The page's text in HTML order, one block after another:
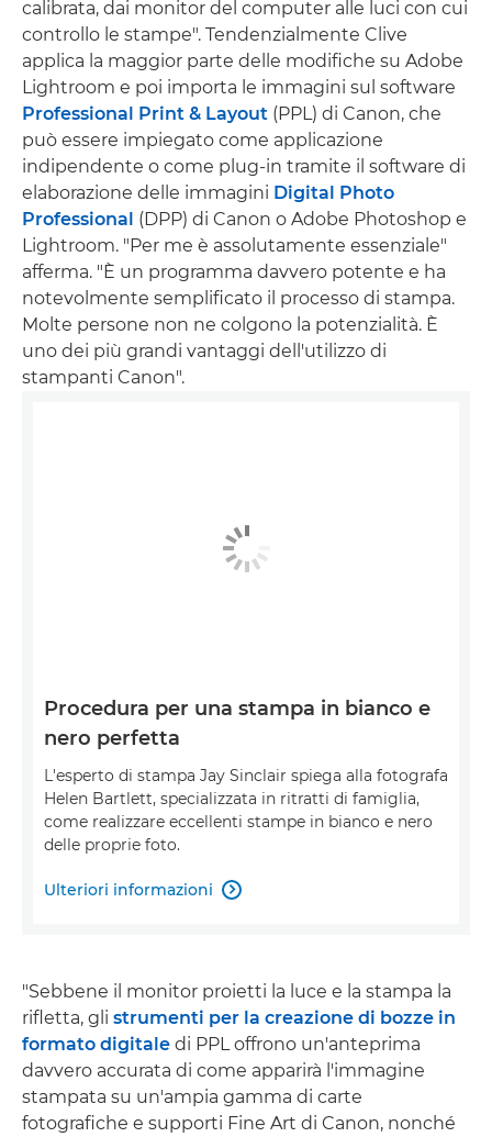
calibrata, dai monitor del computer alle luci con cui
controllo le stampe". Tendenzialmente Clive
applica la maggior parte delle modifiche su Adobe
Lightroom e poi importa le immagini sul software
Professional Print & Layout (PPL) di Canon, che
può essere impiegato come applicazione
indipendente o come plug-in tramite il software di
elaborazione delle immagini Digital Photo
Professional (DPP) di Canon o Adobe Photoshop e
Lightroom. "Per me è assolutamente essenziale"
afferma. "È un programma davvero potente e ha
notevolmente semplificato il processo di stampa.
Molte persone non ne colgono la potenzialità. È
uno dei più grandi vantaggi dell'utilizzo di
stampanti Canon".
Procedura per una stampa in bianco e
nero perfetta
L'esperto di stampa Jay Sinclair spiega alla fotografa
Helen Bartlett, specializzata in ritratti di famiglia,
come realizzare eccellenti stampe in bianco e nero
delle proprie foto.
Ulteriori informazioni 
"Sebbene il monitor proietti la luce e la stampa la
rifletta, gli strumenti per la creazione di bozze in
formato digitale di PPL offrono un'anteprima
davvero accurata di come apparirà l'immagine
stampata su un'ampia gamma di carte
fotografiche e supporti Fine Art di Canon, nonché